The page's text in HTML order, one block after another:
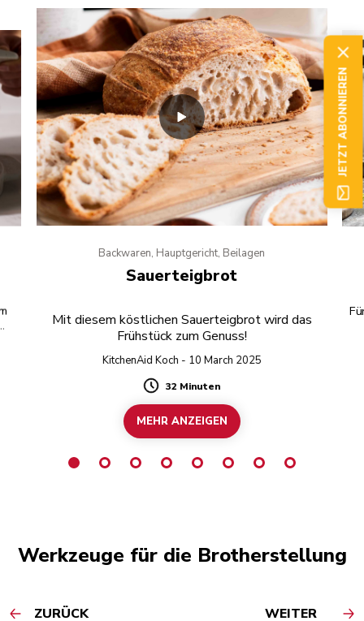
Backwaren, Hauptgericht, Beilagen
Sauerteigbrot
Mit diesem köstlichen Sauerteigbrot wird das
Frühstück zum Genuss!
KitchenAid Koch - 10 March 2025
Duration
32 Minuten
MEHR ANZEIGEN
Werkzeuge für die Brotherstellung
ZURÜCK WEITER
JETZT ABONNIEREN